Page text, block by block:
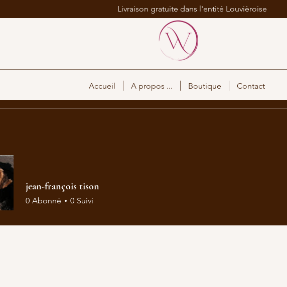
Livraison gratuite dans l'entité Louvièroise
Accueil A propos ... Boutique Contact
jean-françois tison
0 Abonné 0 Suivi